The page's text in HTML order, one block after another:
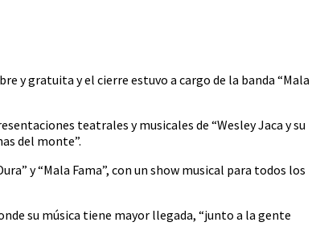
y gratuita y el cierre estuvo a cargo de la banda “Mala
teatrales y musicales de “Wesley Jaca y su
del monte”.
y “Mala Fama”, con un show musical para todos los
su música tiene mayor llegada, “junto a la gente